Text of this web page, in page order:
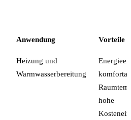
Anwendung Vorteile
Heizung und
Warmwasserbereitung
hohe